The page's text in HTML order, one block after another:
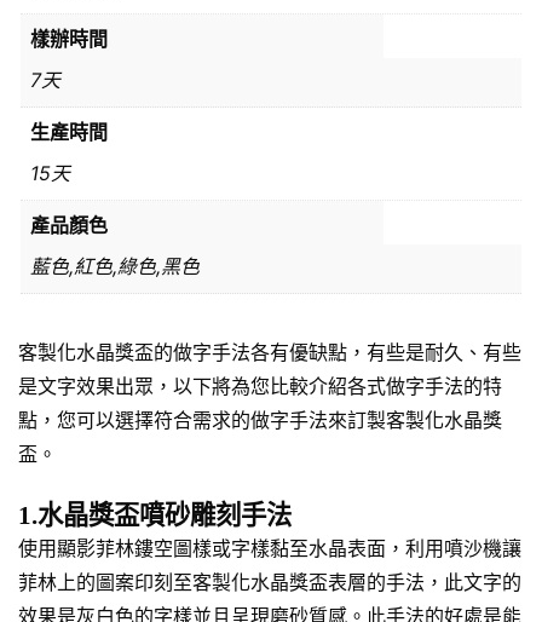
樣辦時間
7天
生產時間
15天
產品顏色
藍色,紅色,綠色,黑色
客製化水晶獎盃的做字手法各有優缺點，有些是耐久、有些
是文字效果出眾，以下將為您比較介紹各式做字手法的特
點，您可以選擇符合需求的做字手法來訂製客製化水晶獎
盃。
1.水晶獎盃噴砂雕刻手法
使用顯影菲林鏤空圖樣或字樣黏至水晶表面，利用噴沙機讓
菲林上的圖案印刻至客製化水晶獎盃表層的手法，此文字的
效果是灰白色的字樣並且呈現磨砂質感。此手法的好處是能